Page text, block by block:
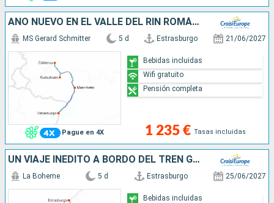
AÑO NUEVO EN EL VALLE DEL RIN ROMÁNTICO (FORMULA PUERTO/PUERTO)
Pague en 4X
MS Gerard Schmitter 5 d Estrasburgo 21/06/2027
1 235 € Tasas incluidas
Bebidas incluidas
Wifi gratuito
Pensión completa
UN VIAJE INÉDITO A BORDO DEL TREN GLACIAR EXPRÉS A TRAVÉS LAS REGIONES MÁS BONITAS DE TRES PAÍSES (FORMULA PUERTO/PUERTO)
La Boheme 5 d Estrasburgo 25/06/2027
Bebidas incluidas